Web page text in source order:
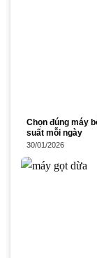
Chọn đúng máy
suất mỗi ngày
30/01/2026